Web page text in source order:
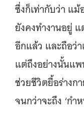
ซึ่งก็เท่ากับว่า แม้
ยังคงทำงานอยู่
อีกแล้ว และถือว่
แต่ถึงอย่างนั้นแ
ช่วยชีวิตยื้อร่างกา
จนกว่าจะถึง ‘กำ